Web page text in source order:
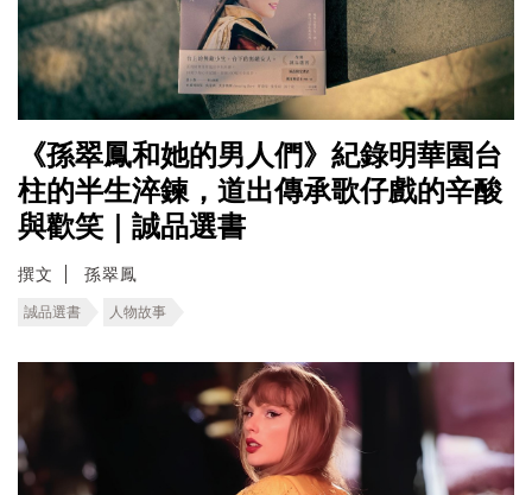
《孫翠鳳和她的男人們》紀錄明華園台
柱的半生淬鍊，道出傳承歌仔戲的辛酸
與歡笑｜誠品選書
撰文 孫翠鳳
誠品選書 人物故事